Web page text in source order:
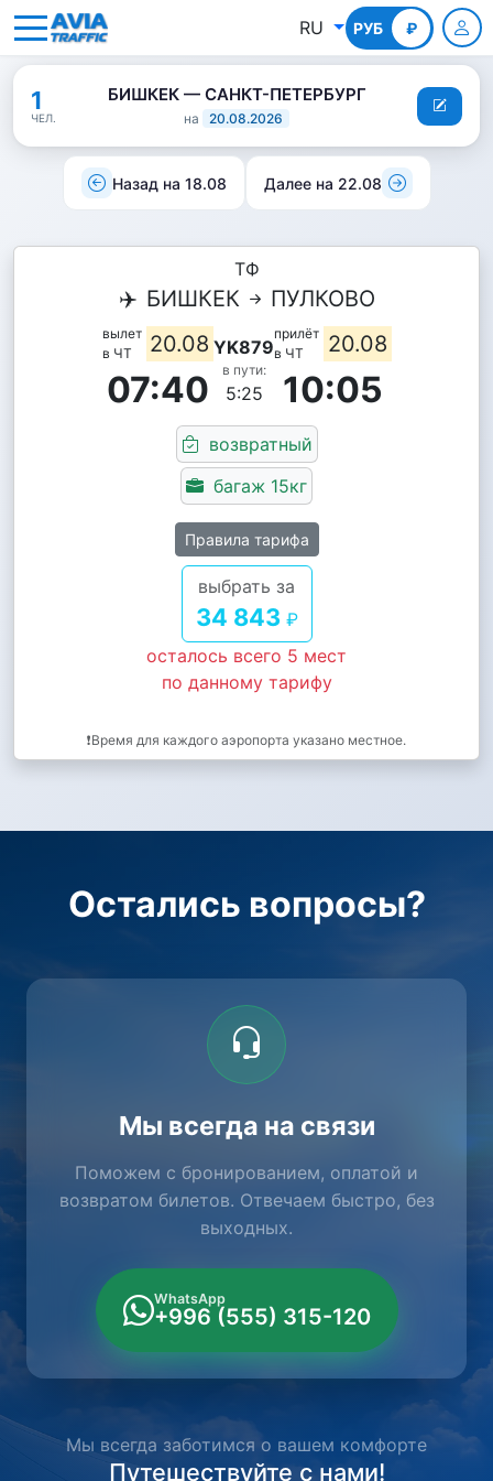
RU РУБ ₽
КГС
1
ЧЕЛ.
БИШКЕК — САНКТ-ПЕТЕРБУРГ
на 20.08.2026
Назад на 18.08 Далее на 22.08
ТФ
✈️ БИШКЕК ПУЛКОВО
вылет
в ЧТ
20.08
07:40
YK879
в пути:
5:25
прилёт
в ЧТ
20.08
10:05
возвратный
багаж 15кг
Правила тарифа
выбрать за
34 843₽
осталось всего 5 мест
по данному тарифу
❗Время для каждого аэропорта указано местное.
Остались вопросы?
Мы всегда на связи
Поможем с бронированием, оплатой и
возвратом билетов. Отвечаем быстро, без
выходных.
WhatsApp
+996 (555) 315-120
Мы всегда заботимся о вашем комфорте
Путешествуйте с нами!